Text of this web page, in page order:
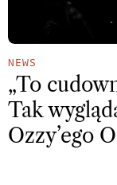
NEWS
„To
Tak
Ozzy’ego